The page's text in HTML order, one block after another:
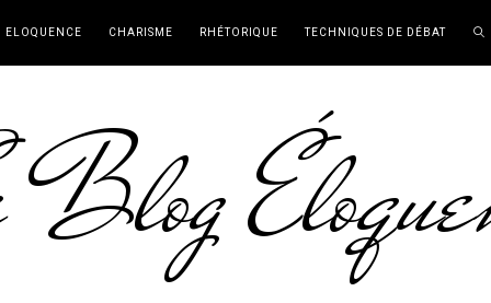
ELOQUENCE CHARISME RHÉTORIQUE TECHNIQUES DE DÉBAT